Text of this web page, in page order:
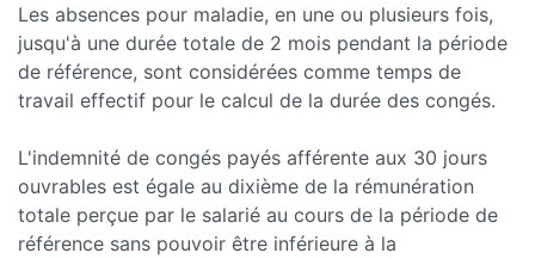
Les absences pour maladie, en une ou plusieurs fois,
jusqu'à une durée totale de 2 mois pendant la période
de référence, sont considérées comme temps de
travail effectif pour le calcul de la durée des congés.
L'indemnité de congés payés afférente aux 30 jours
ouvrables est égale au dixième de la rémunération
totale perçue par le salarié au cours de la période de
référence sans pouvoir être inférieure à la